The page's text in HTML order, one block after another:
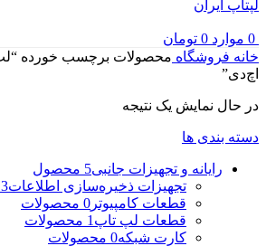
0 موارد 0 تومان
خانه فروشگاه
اچ‌دی”
در حال نمایش یک نتیجه
دسته بندی ها
رایانه و تجهیزات جانبی5 محصول
تجهیزات ذخیره‌سازی اطلاعات3 محصول
قطعات کامپیوتر 0 محصولات
قطعات لپ تاپ 1 محصولات
کارت شبکه0 محصولات